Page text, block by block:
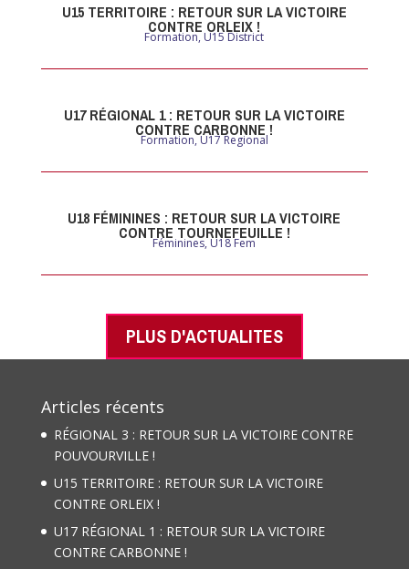
U15 TERRITOIRE : RETOUR SUR LA VICTOIRE
CONTRE ORLEIX !
Formation,U15 District
U17 RÉGIONAL 1 : RETOUR SUR LA VICTOIRE
CONTRE CARBONNE !
Formation,U17 Regional
U18 FÉMININES : RETOUR SUR LA VICTOIRE
CONTRE TOURNEFEUILLE !
Féminines,U18 Fem
PLUS D'ACTUALITES
Articles récents
RÉGIONAL 3 : RETOUR SUR LA VICTOIRE CONTRE
POUVOURVILLE !
U15 TERRITOIRE : RETOUR SUR LA VICTOIRE
CONTRE ORLEIX !
U17 RÉGIONAL 1 : RETOUR SUR LA VICTOIRE
CONTRE CARBONNE !